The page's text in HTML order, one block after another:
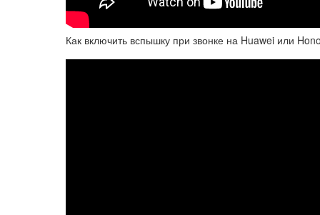
Как включить вспышку при звонке на Huawei или